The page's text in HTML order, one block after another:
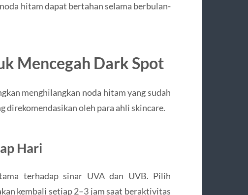
hitam dapat bertahan selama berbulan-
Mencegah Dark Spot
menghilangkan noda hitam yang sudah
direkomendasikan oleh para ahli skincare.
Hari
terhadap sinar UVA dan UVB. Pilih
kembali setiap 2–3 jam saat beraktivitas